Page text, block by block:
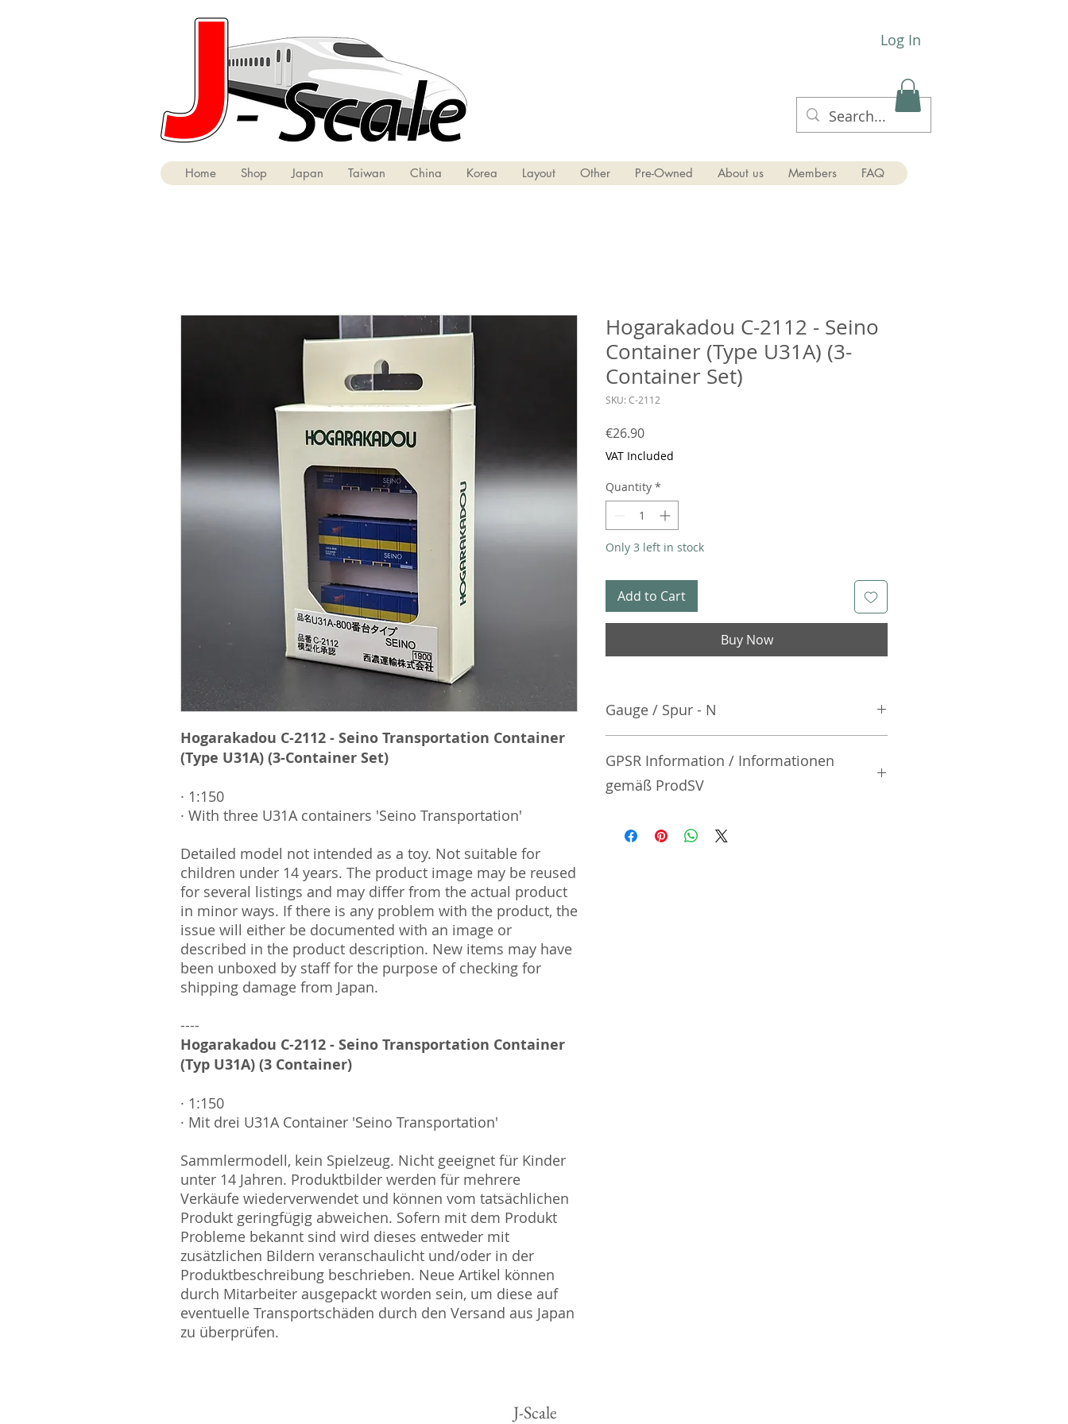
Log In
Home Shop Japan Taiwan China Korea Layout Other Pre-Owned About us Members FAQ
Hogarakadou C-2112 - Seino Transportation Container
(Type U31A) (3-Container Set)
· 1:150
· With three U31A containers 'Seino Transportation'
Detailed model not intended as a toy. Not suitable for
children under 14 years. The product image may be reused
for several listings and may differ from the actual product
in minor ways. If there is any problem with the product, the
issue will either be documented with an image or
described in the product description. New items may have
been unboxed by staff for the purpose of checking for
shipping damage from Japan.
----
Hogarakadou C-2112 - Seino Transportation Container
(Typ U31A) (3 Container)
· 1:150
· Mit drei U31A Container 'Seino Transportation'
Sammlermodell, kein Spielzeug. Nicht geeignet für Kinder
unter 14 Jahren. Produktbilder werden für mehrere
Verkäufe wiederverwendet und können vom tatsächlichen
Produkt geringfügig abweichen. Sofern mit dem Produkt
Probleme bekannt sind wird dieses entweder mit
zusätzlichen Bildern veranschaulicht und/oder in der
Produktbeschreibung beschrieben. Neue Artikel können
durch Mitarbeiter ausgepackt worden sein, um diese auf
eventuelle Transportschäden durch den Versand aus Japan
zu überprüfen.
​​​​​​​Hogarakadou C-2112 - Seino
Container (Type U31A) (3-
Container Set)
SKU: C-2112
€26.90Price
VAT Included
Quantity *
Only 3 left in stock
Add to Cart
Buy Now
Gauge / Spur - N
GPSR Information / Informationen
gemäß ProdSV
Manufacturer / Hersteller:
J-Scale